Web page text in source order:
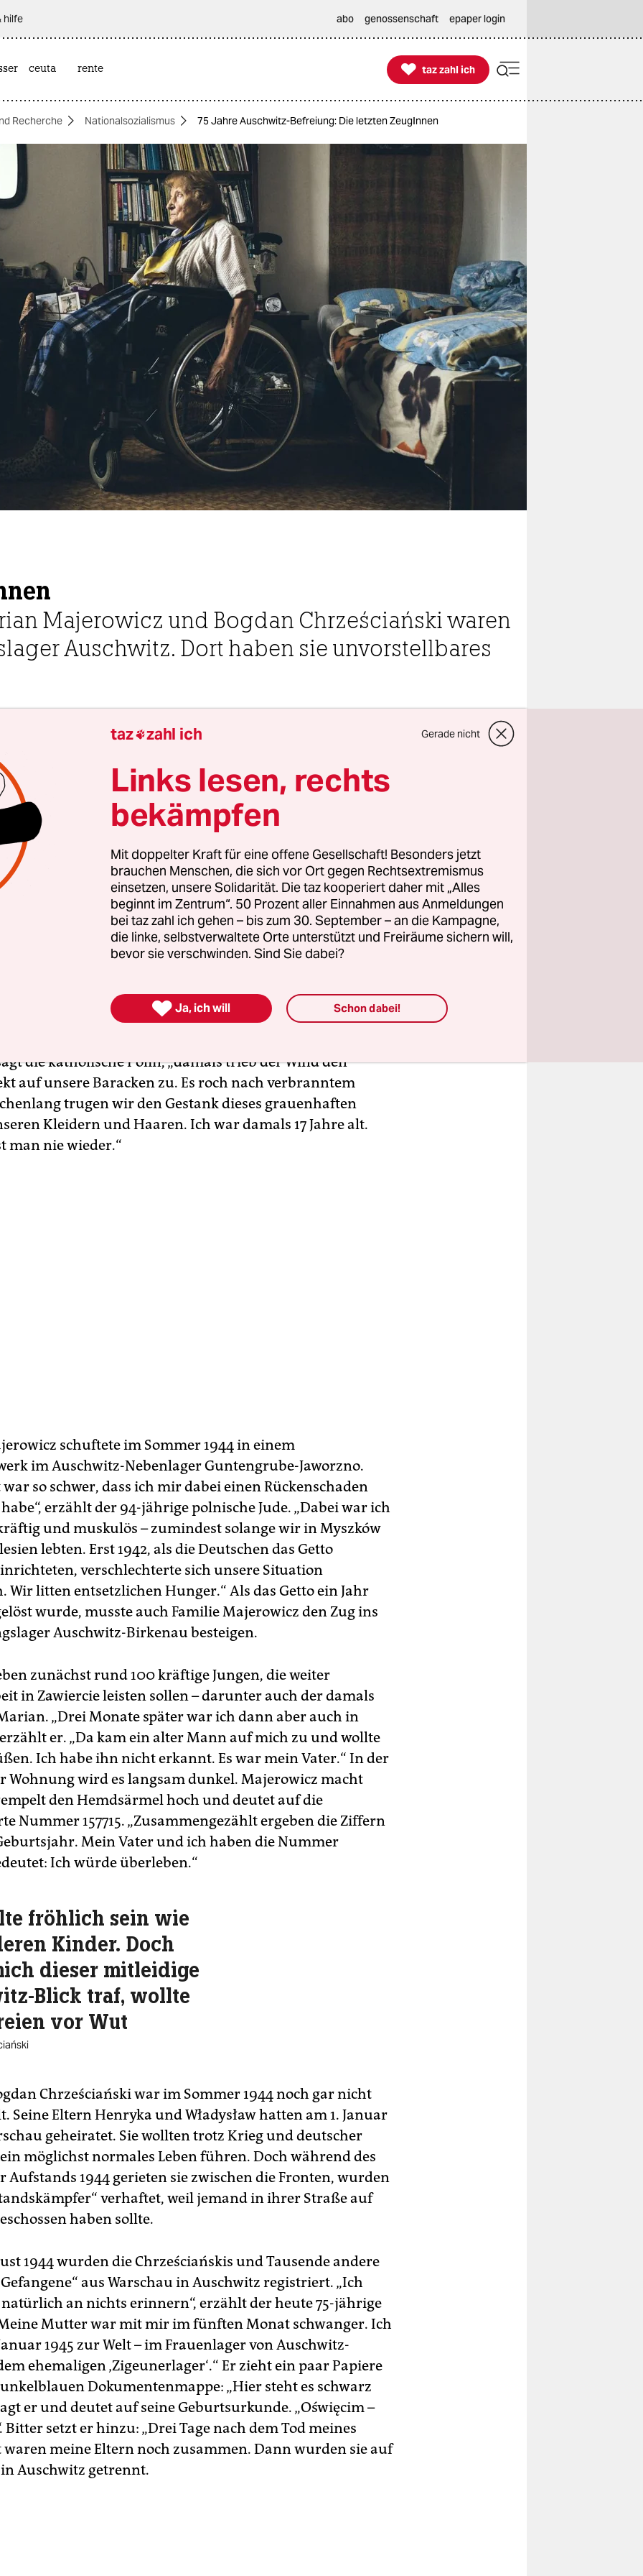
hilfe abo genossenschaft epaper login
ceuta rente 
taz zahl ich
taz zahl ich
Recherche Nationalsozialismus 75 Jahre Auschwitz-Befreiung: Die letzten ZeugInnen
Majerowicz und Bogdan Chrześciański waren
Auschwitz. Dort haben sie unvorstellbares
Lesser
1944 war es so stickig in unserer Baracke im Frauenlager,
Luft bekam“, erzählt die 94-Jährige Auschwitz-
Anna Szałaśna. Auf ihrem linken Unterarm ist noch die
Nummer zu sehen. „Ich rannte nach draußen, um
zu schnappen, und da sah ich bei den Krematorien vier-
hohe Flammen hochschlagen. Dort verbrannten SS-
ungarischen Juden. Das waren so viele, ein Transport nach
dass die Gaskammern und Krematorien nicht mehr
fährt mit ihrem Rollstuhl näher an das halboffene Fenster in
die katholische Polin, „damals trieb der Wind den
auf unsere Baracken zu. Es roch nach verbranntem
trugen wir den Gestank dieses grauenhaften
Kleidern und Haaren. Ich war damals 17 Jahre alt.
man nie wieder.“
schuftete im Sommer 1944 in einem
im Auschwitz-Nebenlager Guntengrube-Jaworzno.
so schwer, dass ich mir dabei einen Rückenschaden
erzählt der 94-jährige polnische Jude. „Dabei war ich
und muskulös – zumindest solange wir in Myszków
lebten. Erst 1942, als die Deutschen das Getto
verschlechterte sich unsere Situation
Wir litten entsetzlichen Hunger.“ Als das Getto ein Jahr
wurde, musste auch Familie Majerowicz den Zug ins
Auschwitz-Birkenau besteigen.
zunächst rund 100 kräftige Jungen, die weiter
in Zawiercie leisten sollen – darunter auch der damals
„Drei Monate später war ich dann aber auch in
er. „Da kam ein alter Mann auf mich zu und wollte
Ich habe ihn nicht erkannt. Es war mein Vater.“ In der
Wohnung wird es langsam dunkel. Majerowicz macht
den Hemdsärmel hoch und deutet auf die
Nummer 157715. „Zusammengezählt ergeben die Ziffern
Mein Vater und ich haben die Nummer
Ich würde überleben.“
fröhlich sein wie
Kinder. Doch
dieser mitleidige
Blick traf, wollte
vor Wut
Chrześciański war im Sommer 1944 noch gar nicht
Seine Eltern Henryka und Władysław hatten am 1. Januar
geheiratet. Sie wollten trotz Krieg und deutscher
möglichst normales Leben führen. Doch während des
Aufstands 1944 gerieten sie zwischen die Fronten, wurden
verhaftet, weil jemand in ihrer Straße auf
haben sollte.
1944 wurden die Chrześciańskis und Tausende andere
aus Warschau in Auschwitz registriert. „Ich
an nichts erinnern“, erzählt der heute 75-jährige
Mutter war mit mir im fünften Monat schwanger. Ich
1945 zur Welt – im Frauenlager von ­Auschwitz-
ehemaligen ‚Zigeunerlager‘.“ Er zieht ein paar Papiere
Dokumentenmappe: „Hier steht es schwarz
er und deutet auf seine Geburtsurkunde. „Oświęcim –
Bitter setzt er hinzu: „Drei Tage nach dem Tod meines
waren meine Eltern noch zusammen. Dann wurden sie auf
­Auschwitz getrennt.
taz zahl ich Gerade nicht
Links lesen, rechts
bekämpfen
Mit doppelter Kraft für eine offene Gesellschaft! Besonders jetzt
brauchen Menschen, die sich vor Ort gegen Rechtsextremismus
einsetzen, unsere Solidarität. Die taz kooperiert daher mit „Alles
beginnt im Zentrum“. 50 Prozent aller Einnahmen aus Anmeldungen
bei taz zahl ich gehen – bis zum 30. September – an die Kampagne,
die linke, selbstverwaltete Orte unterstützt und Freiräume sichern will,
bevor sie verschwinden. Sind Sie dabei?
 Ja, ich will Schon dabei!